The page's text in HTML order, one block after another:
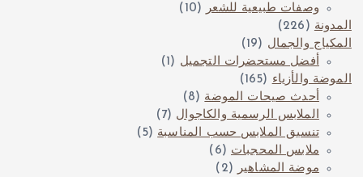
وصفات طبيعية للشعر(10)
المدونة(226)
المكياج والجمال (19)
أفضل مستحضرات التجميل (1)
الموضة والأزياء(165)
أحدث صيحات الموضة(8)
الملابس الرسمية والكاجوال (7)
تنسيق الملابس حسب المناسبة(5)
ملابس المحجبات(6)
موضة المشاهير(2)